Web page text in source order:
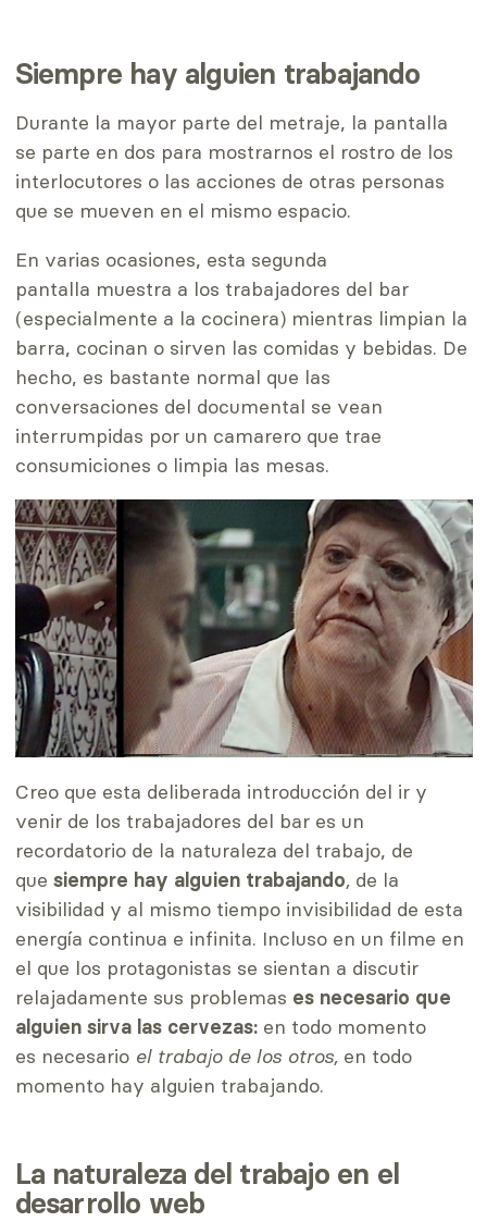
Siempre hay alguien trabajando
Durante la mayor parte del metraje, la pantalla
se parte en dos para mostrarnos el rostro de los
interlocutores o las acciones de otras personas
que se mueven en el mismo espacio.
En varias ocasiones, esta segunda
pantalla muestra a los trabajadores del bar
(especialmente a la cocinera) mientras limpian la
barra, cocinan o sirven las comidas y bebidas. De
hecho, es bastante normal que las
conversaciones del documental se vean
interrumpidas por un camarero que trae
consumiciones o limpia las mesas.
Creo que esta deliberada introducción del ir y
venir de los trabajadores del bar es un
recordatorio de la naturaleza del trabajo, de
que siempre hay alguien trabajando, de la
visibilidad y al mismo tiempo invisibilidad de esta
energía continua e infinita. Incluso en un filme en
el que los protagonistas se sientan a discutir
relajadamente sus problemas es necesario que
alguien sirva las cervezas:en todo momento
es necesario el trabajo de los otros, en todo
momento hay alguien trabajando.
La naturaleza del trabajo en el
desarrollo web